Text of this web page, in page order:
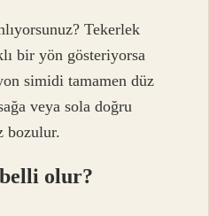
Tekerlek
bir yön gösteriyorsa
simidi tamamen düz
veya sola doğru
bozulur.
olur?